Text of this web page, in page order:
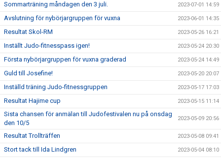
Sommarträning måndagen den 3 juli. 2023-07-01 14:59
Avslutning för nybörjargruppen för vuxna 2023-06-01 14:35
Resultat Skol-RM 2023-05-26 16:21
Inställt Judo-fitnesspass igen! 2023-05-24 20:30
Första nybörjargruppen för vuxna graderad 2023-05-24 14:49
Guld till Josefine! 2023-05-20 20:07
Inställd träning Judo-fitnessgruppen 2023-05-17 17:03
Resultat Hajime cup 2023-05-15 11:14
Sista chansen för anmälan till Judofestivalen nu på onsdag
den 10/5
2023-05-09 20:56
Resultat Trollträffen 2023-05-08 09:41
Stort tack till Ida Lindgren 2023-05-04 08:10